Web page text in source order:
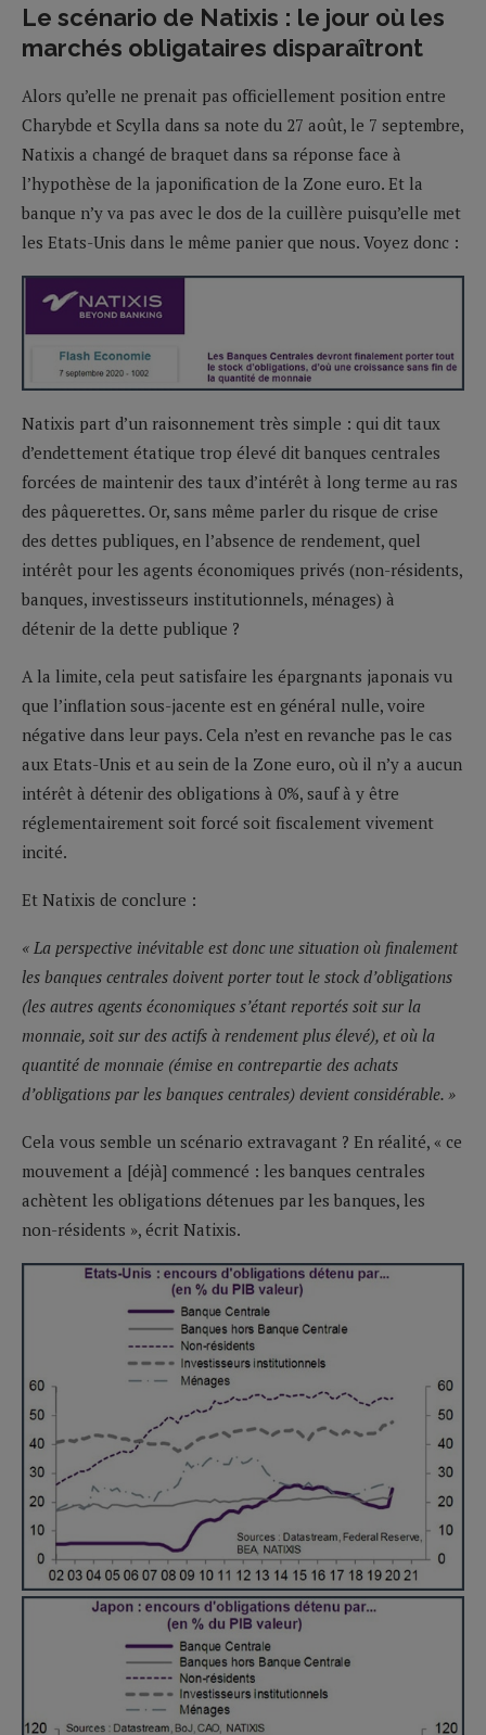
Le scénario de Natixis : le jour où les
marchés obligataires disparaîtront
Alors qu’elle ne prenait pas officiellement position entre
Charybde et Scylla dans sa note du 27 août, le 7 septembre,
Natixis a changé de braquet dans sa réponse face à
l’hypothèse de la japonification de la Zone euro. Et la
banque n’y va pas avec le dos de la cuillère puisqu’elle met
les Etats-Unis dans le même panier que nous. Voyez donc :
Natixis part d’un raisonnement très simple : qui dit taux
d’endettement étatique trop élevé dit banques centrales
forcées de maintenir des taux d’intérêt à long terme au ras
des pâquerettes. Or, sans même parler du risque de crise
des dettes publiques, en l’absence de rendement, quel
intérêt pour les agents économiques privés (non-résidents,
banques, investisseurs institutionnels, ménages) à
détenir de la dette publique ?
A la limite, cela peut satisfaire les épargnants japonais vu
que l’inflation sous-jacente est en général nulle, voire
négative dans leur pays. Cela n’est en revanche pas le cas
aux Etats-Unis et au sein de la Zone euro, où il n’y a aucun
intérêt à détenir des obligations à 0%, sauf à y être
réglementairement soit forcé soit fiscalement vivement
incité.
Et Natixis de conclure :
« La perspective inévitable est donc une situation où finalement
les banques centrales doivent porter tout le stock d’obligations
(les autres agents économiques s’étant reportés soit sur la
monnaie, soit sur des actifs à rendement plus élevé), et où la
quantité de monnaie (émise en contrepartie des achats
d’obligations par les banques centrales) devient considérable. »
Cela vous semble un scénario extravagant ? En réalité, « ce
mouvement a [déjà] commencé : les banques centrales
achètent les obligations détenues par les banques, les
non-résidents », écrit Natixis.